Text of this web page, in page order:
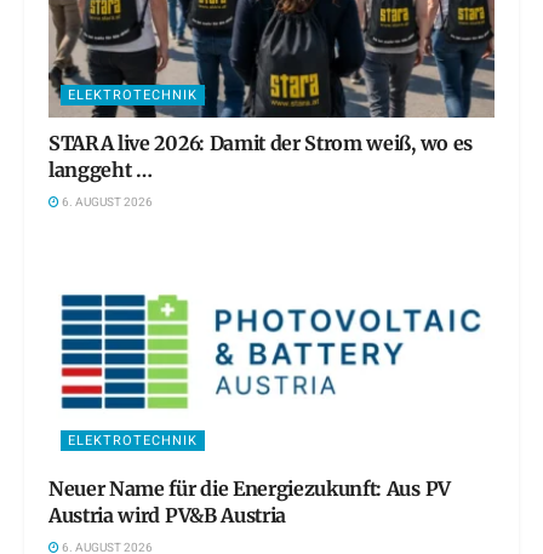
ELEKTROTECHNIK
STARA live 2026: Damit der Strom weiß, wo es
langgeht …
6. AUGUST 2026
ELEKTROTECHNIK
Neuer Name für die Energiezukunft: Aus PV
Austria wird PV&B Austria
6. AUGUST 2026